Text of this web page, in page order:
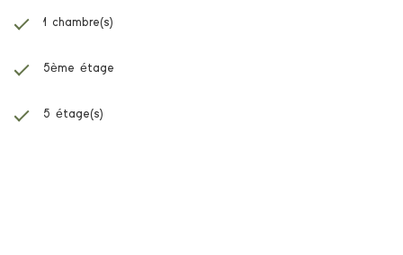
1 chambre(s)
5ème étage
5 étage(s)